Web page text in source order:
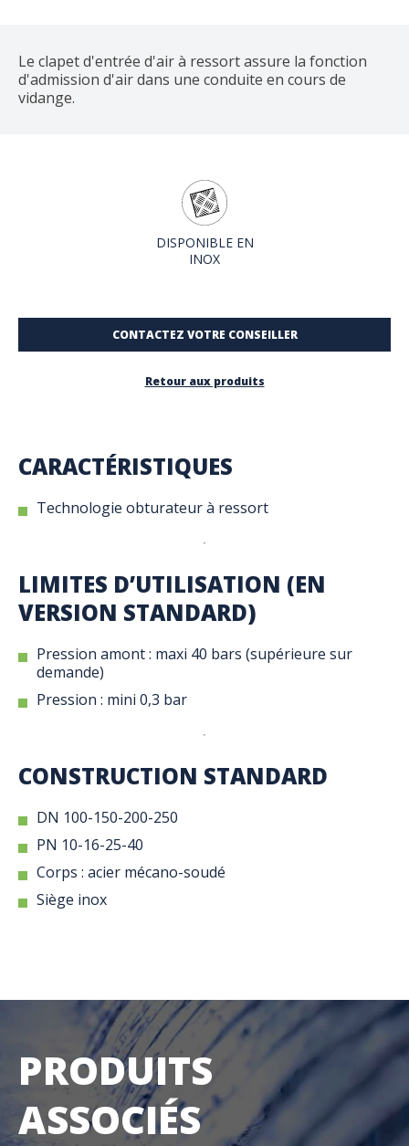
Le clapet d'entrée d'air à ressort assure la fonction
d'admission d'air dans une conduite en cours de
vidange.
DISPONIBLE EN
INOX
CONTACTEZ VOTRE CONSEILLER
Retour aux produits
CARACTÉRISTIQUES
Technologie obturateur à ressort
LIMITES D’UTILISATION (EN
VERSION STANDARD)
Pression amont : maxi 40 bars (supérieure sur
demande)
Pression : mini 0,3 bar
CONSTRUCTION STANDARD
DN 100-150-200-250
PN 10-16-25-40
Corps : acier mécano-soudé
Siège inox
PRODUITS
ASSOCIÉS